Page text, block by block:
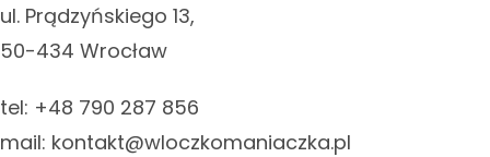
ul. Prądzyńskiego 13,
50-434 Wrocław
tel: +48 790 287 856
mail: kontakt@wloczkomaniaczka.pl